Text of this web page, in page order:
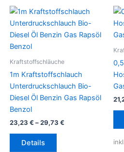
Kraftstoffschläuche
1m Kraftstoffschlauch
Unterdruckschlauch Bio-
Diesel Öl Benzin Gas Rapsöl
Benzol
23,23 € –29,73 €
Details
Dieses